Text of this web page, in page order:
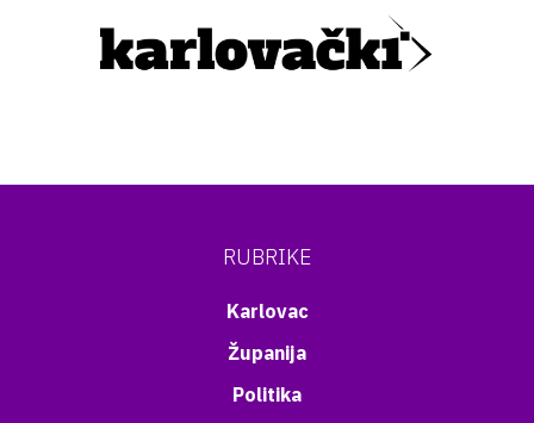
RUBRIKE
Karlovac
Županija
Politika